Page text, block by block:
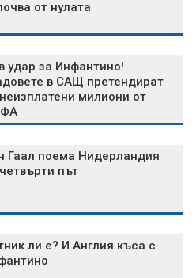
от нулата
удар за Инфантино!
в САЩ претендират
милиони от
Гаал поема Нидерландия
път
ли е? И Англия къса с